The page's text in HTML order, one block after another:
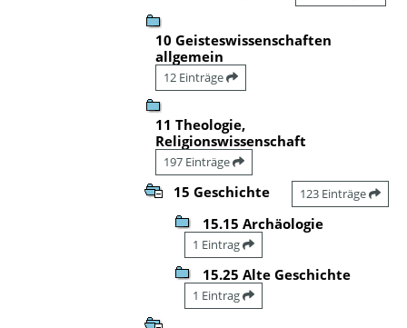
10 Geisteswissenschaften
allgemein
12 Einträge
11 Theologie,
Religionswissenschaft
197 Einträge
15 Geschichte 123 Einträge
15.15 Archäologie
1 Eintrag
15.25 Alte Geschichte
1 Eintrag